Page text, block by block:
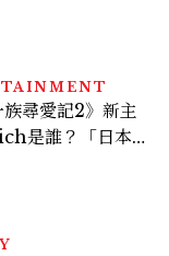
族尋愛記2》新主
是誰？「日本嘻